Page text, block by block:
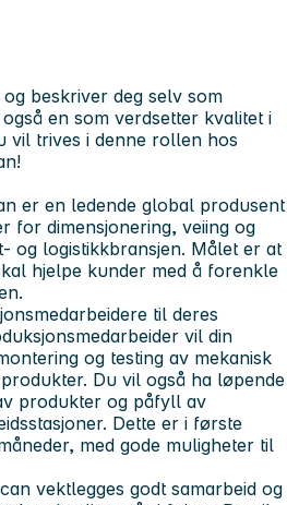
beskriver deg selv som
en som verdsetter kvalitet i
vil trives i denne rollen hos
er en ledende global produsent
for dimensjonering, veiing og
og logistikkbransjen. Målet er at
hjelpe kunder med å forenkle
til deres
vil din
og testing av mekanisk
Du vil også ha løpende
produkter og påfyll av
Dette er i første
med gode muligheter til
vektlegges godt samarbeid og